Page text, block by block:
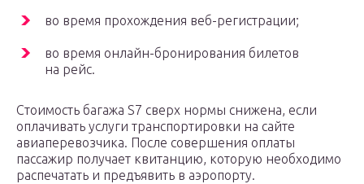
во время прохождения веб-регистрации;
во время онлайн-бронирования билетов
на рейс.
Стоимость багажа S7 сверх нормы снижена, если
оплачивать услуги транспортировки на сайте
авиаперевозчика. После совершения оплаты
пассажир получает квитанцию, которую необходимо
распечатать и предъявить в аэропорту.